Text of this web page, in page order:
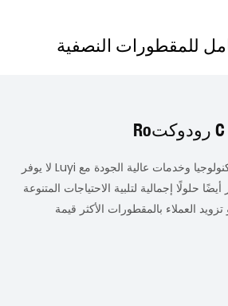
للمقطورات النصفية
Roرودوكت C
لا يوفر Luyi للعملاء فقط منتجات وتكنولوجيا وخدمات عالية الجودة مع
حلولًا إجمالية لتلبية الاحتياجات المتنوعة